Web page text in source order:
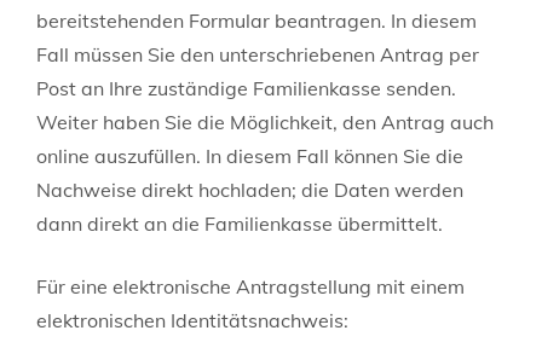
bereitstehenden Formular beantragen. In diesem
Fall müssen Sie den unterschriebenen Antrag per
Post an Ihre zuständige Familienkasse senden.
Weiter haben Sie die Möglichkeit, den Antrag auch
online auszufüllen. In diesem Fall können Sie die
Nachweise direkt hochladen; die Daten werden
dann direkt an die Familienkasse übermittelt.
Für eine elektronische Antragstellung mit einem
elektronischen Identitätsnachweis: